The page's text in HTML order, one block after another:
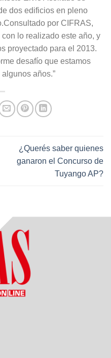
dos edificios en pleno
por CIFRAS,
lo realizado este año, y
proyectado para el 2013.
desafío que estamos
años.”
¿Querés saber quienes
ganaron el Concurso de
Tuyango AP?